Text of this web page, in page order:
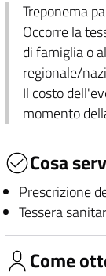
Treponema
Occorre la
di famiglia o
regionale/
Il costo
momento
Cosa
Prescrizione
Tessera
Come